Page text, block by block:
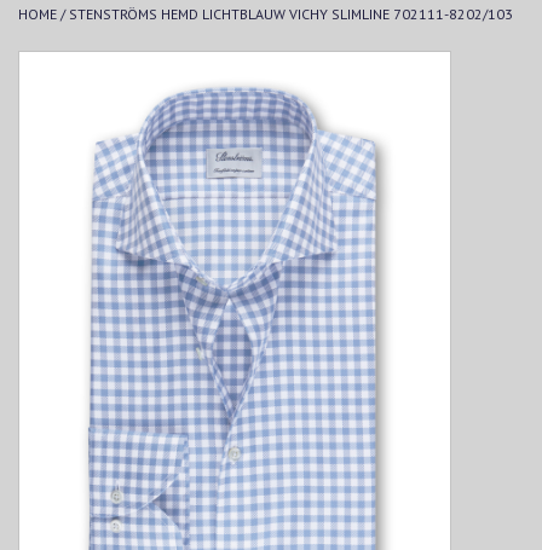
HOME / STENSTRÖMS HEMD LICHTBLAUW VICHY SLIMLINE 702111-8202/103